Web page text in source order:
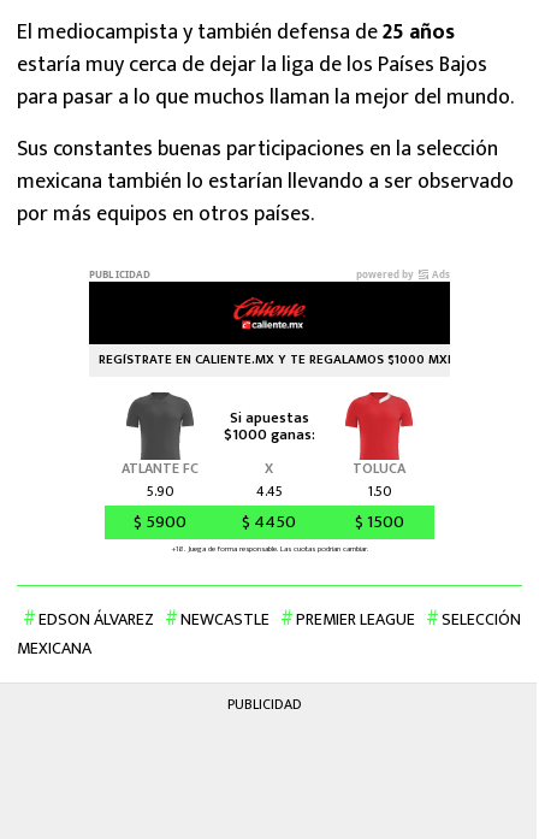
El mediocampista y también defensa de25 años
estaría muy cerca de dejar la liga de los Países Bajos
para pasar a lo que muchos llaman la mejor del mundo.
Sus constantes buenas participaciones en la selección
mexicana también lo estarían llevando a ser observado
por más equipos en otros países.
EDSON ÁLVAREZ NEWCASTLE PREMIER LEAGUE
SELECCIÓN
MEXICANA
PUBLICIDAD